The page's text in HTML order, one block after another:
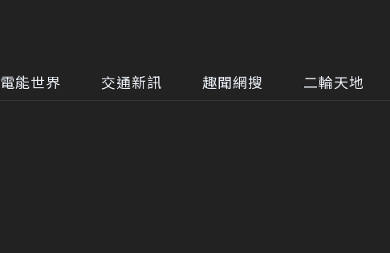
電能世界 交通新訊 趣聞網搜 二輪天地